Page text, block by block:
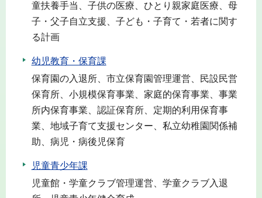
童扶養手当、子供の医療、ひとり親家庭医療、母
子・父子自立支援、子ども・子育て・若者に関す
る計画
幼児教育・保育課
保育園の入退所、市立保育園管理運営、民設民営
保育所、小規模保育事業、家庭的保育事業、事業
所内保育事業、認証保育所、定期的利用保育事
業、地域子育て支援センター、私立幼稚園関係補
助、病児・病後児保育
児童青少年課
児童館・学童クラブ管理運営、学童クラブ入退